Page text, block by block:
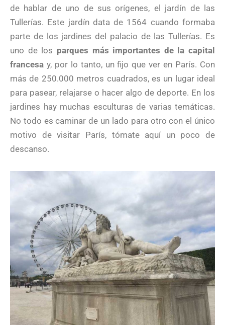
de hablar de uno de sus orígenes, el jardín de las
Tullerías. Este jardín data de 1564 cuando formaba
parte de los jardines del palacio de las Tullerías. Es
uno de los parques más importantes de la capital
francesa y, por lo tanto, un fijo que ver en París. Con
más de 250.000 metros cuadrados, es un lugar ideal
para pasear, relajarse o hacer algo de deporte. En los
jardines hay muchas esculturas de varias temáticas.
No todo es caminar de un lado para otro con el único
motivo de visitar París, tómate aquí un poco de
descanso.